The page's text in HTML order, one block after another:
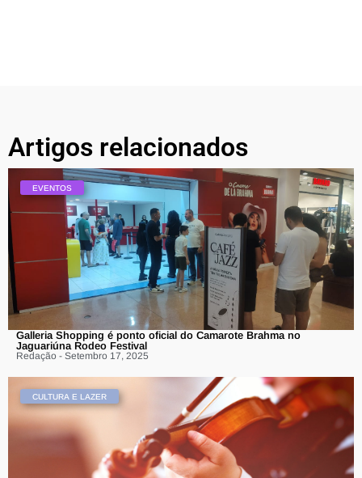
Artigos relacionados
EVENTOS
Galleria Shopping é ponto oficial do Camarote Brahma no
Jaguariúna Rodeo Festival
Redação - Setembro 17, 2025
CULTURA E LAZER